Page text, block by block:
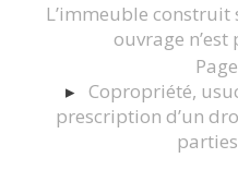
L’immeuble construit
ouvrage
Copropriété,
prescription d’un